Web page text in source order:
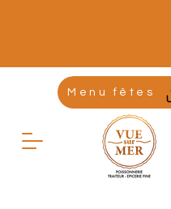
Menu fêtes